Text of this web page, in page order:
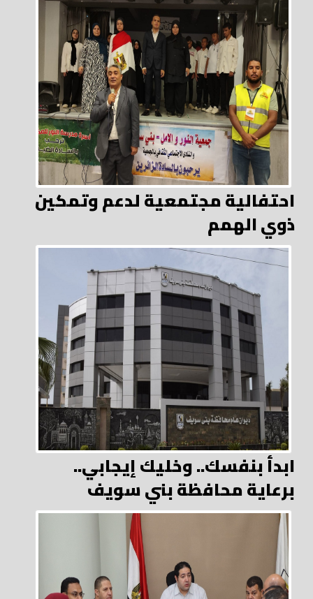
احتفالية مجتمعية لدعم وتمكين
ذوي الهمم
ابدأ بنفسك.. وخليك إيجابي..
برعاية محافظة بني سويف